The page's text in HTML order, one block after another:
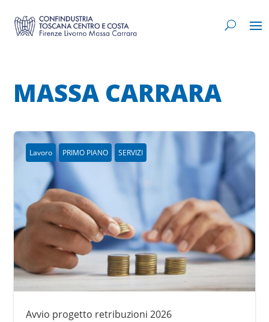
MASSA CARRARA
Lavoro PRIMO PIANO SERVIZI
Avvio progetto retribuzioni 2026